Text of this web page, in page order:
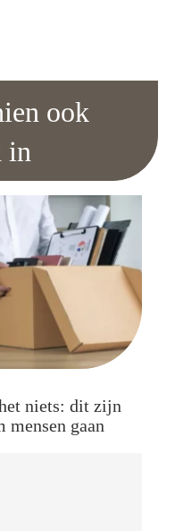
ook
in
niets: dit zijn
mensen gaan